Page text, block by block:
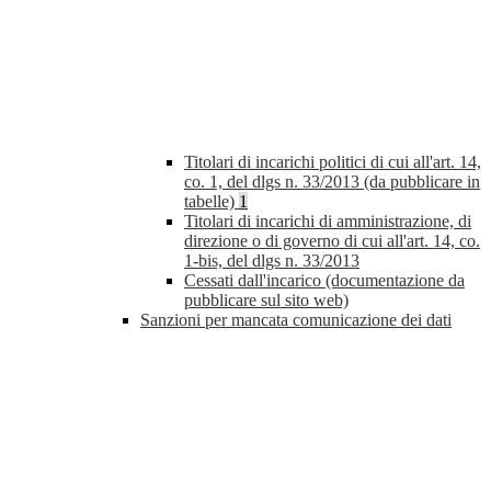
Titolari di incarichi politici di cui all'art. 14,
co. 1, del dlgs n. 33/2013 (da pubblicare in
tabelle) 1
Titolari di incarichi di amministrazione, di
direzione o di governo di cui all'art. 14, co.
1-bis, del dlgs n. 33/2013
Cessati dall'incarico (documentazione da
pubblicare sul sito web)
Sanzioni per mancata comunicazione dei dati